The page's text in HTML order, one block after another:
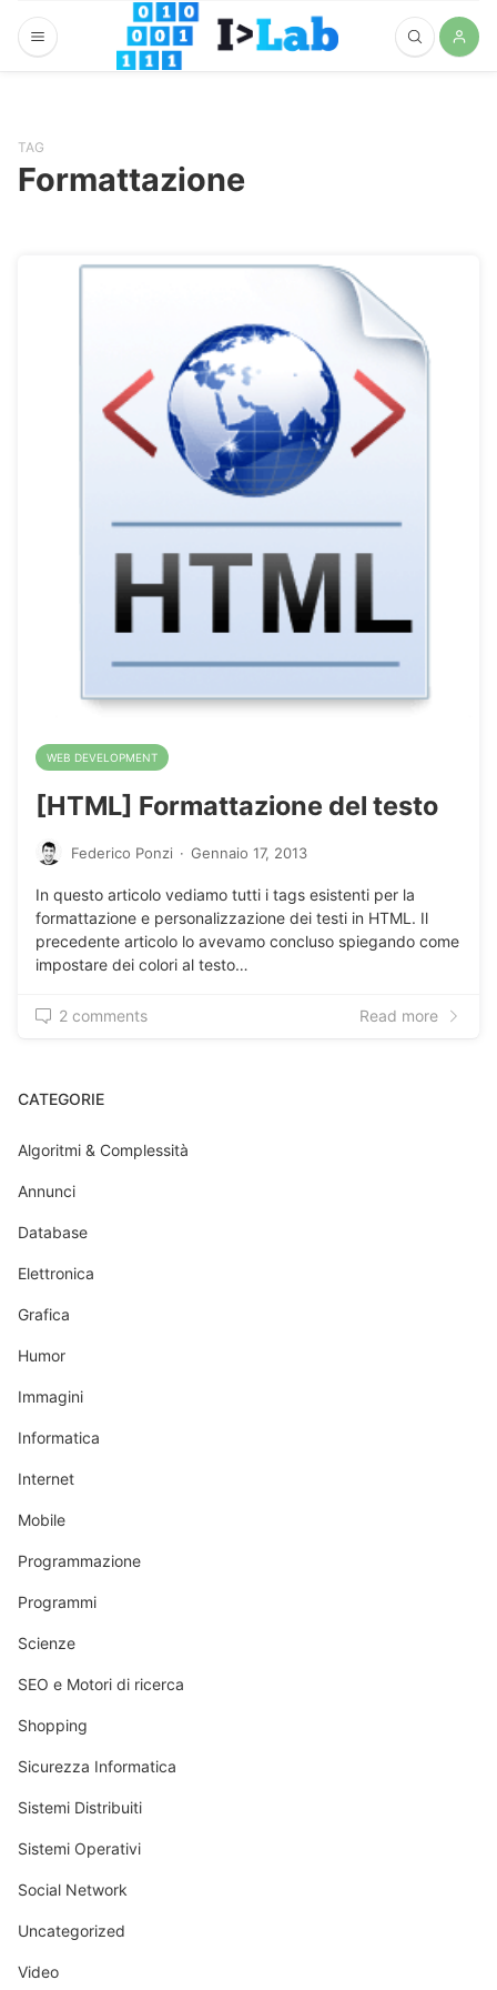
TAG
Formattazione
WEB DEVELOPMENT
[HTML] Formattazione del testo
Federico Ponzi · Gennaio 17, 2013
In questo articolo vediamo tutti i tags esistenti per la
formattazione e personalizzazione dei testi in HTML. Il
precedente articolo lo avevamo concluso spiegando come
impostare dei colori al testo…
2 comments Read more
CATEGORIE
Algoritmi & Complessità
Annunci
Database
Elettronica
Grafica
Humor
Immagini
Informatica
Internet
Mobile
Programmazione
Programmi
Scienze
SEO e Motori di ricerca
Shopping
Sicurezza Informatica
Sistemi Distribuiti
Sistemi Operativi
Social Network
Uncategorized
Video